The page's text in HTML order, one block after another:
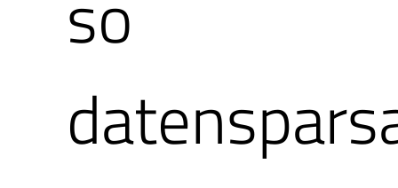
Ihr